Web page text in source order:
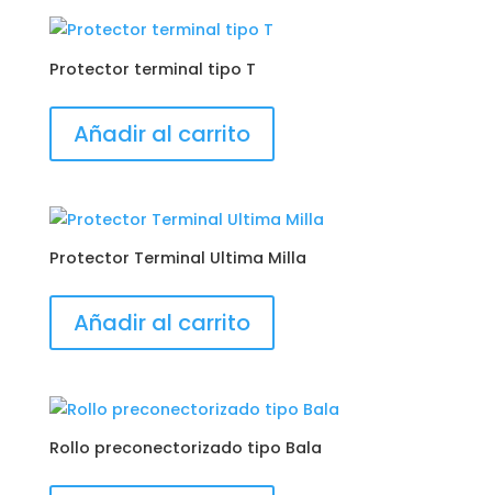
Protector terminal tipo T
Añadir al carrito
Protector Terminal Ultima Milla
Añadir al carrito
Rollo preconectorizado tipo Bala